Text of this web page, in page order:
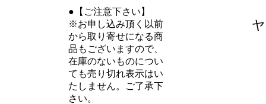
●【ご注意下さい】
※お申し込み頂く以前
から取り寄せになる商
品もございますので、
在庫のないものについ
ても売り切れ表示はい
たしません。ご了承下
さい。